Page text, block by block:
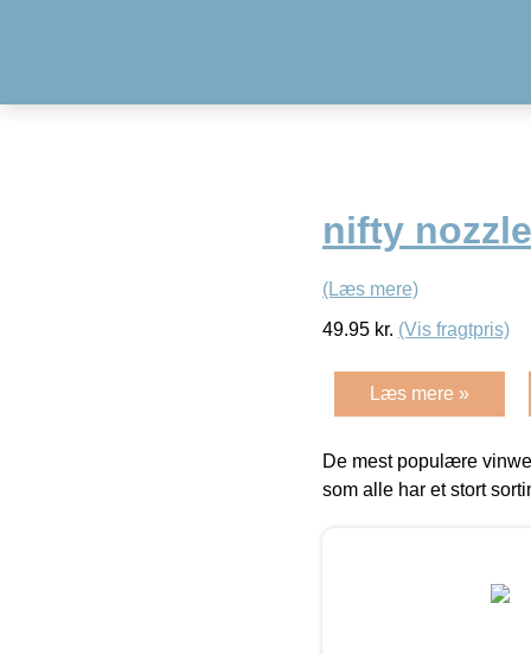
nifty
(Læs mere)
49.95 kr. (Vis fragtpris)
Læs mere »
De mest populære
som alle har et stort